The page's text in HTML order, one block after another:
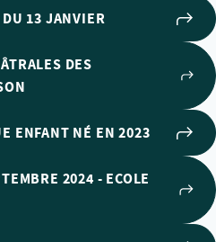
13 JANVIER
DES
ENFANT NÉ EN 2023
2024 - ECOLE